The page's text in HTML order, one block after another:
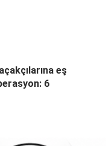
eş
6